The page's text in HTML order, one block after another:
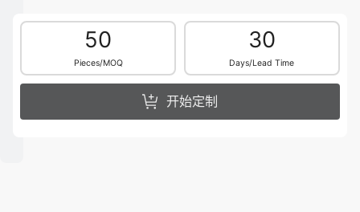
50
Pieces/MOQ
30
Days/Lead Time
开始定制